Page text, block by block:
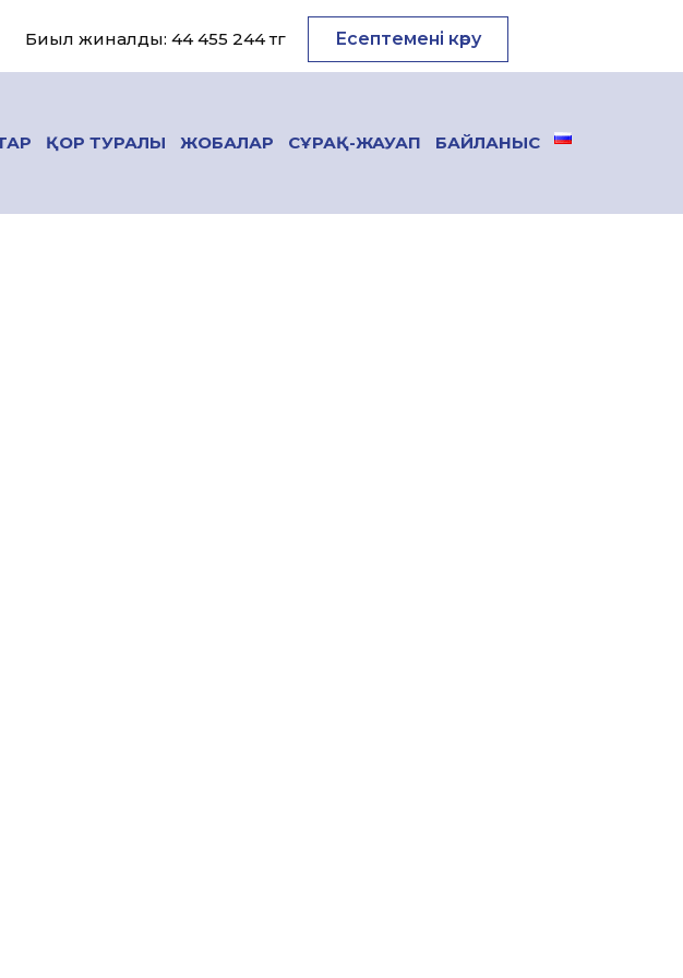
Биыл жиналды: 44 455 244 тг Есептемені көру
ҚОР ТУРАЛЫ ЖОБАЛАР СҰРАҚ-ЖАУАП БАЙЛАНЫС